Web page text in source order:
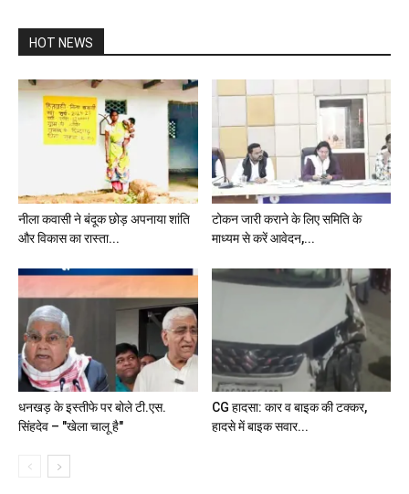
HOT NEWS
नीला कवासी ने बंदूक छोड़ अपनाया शांति
और विकास का रास्ता...
टोकन जारी कराने के लिए समिति के
माध्यम से करें आवेदन,...
धनखड़ के इस्तीफे पर बोले टी.एस.
सिंहदेव – "खेला चालू है"
CG हादसा: कार व बाइक की टक्कर,
हादसे में बाइक सवार...